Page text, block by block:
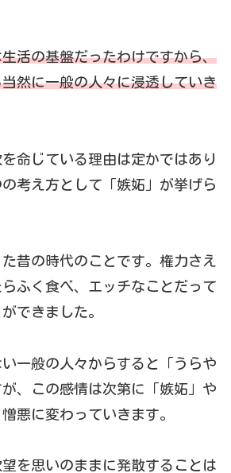
活の基盤だったわけですから、
然に一般の人々に浸透していき
命じている理由は定かではあり
考え方として「嫉妬」が挙げら
昔の時代のことです。権力さえ
ふく食べ、エッチなことだって
できました。
一般の人々からすると「うらや
、この感情は次第に「嫉妬」や
悪に変わっていきます。
を思いのままに発散することは